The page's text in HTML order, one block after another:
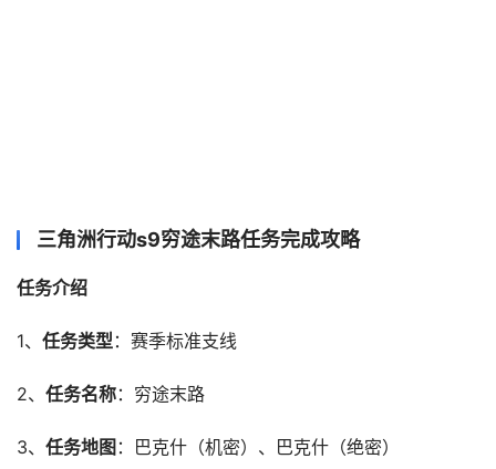
三角洲行动s9穷途末路任务完成攻略
任务介绍
1、 任务类型：赛季标准支线
2、 任务名称：穷途末路
3、 任务地图 ：巴克什（机密）、巴克什（绝密）